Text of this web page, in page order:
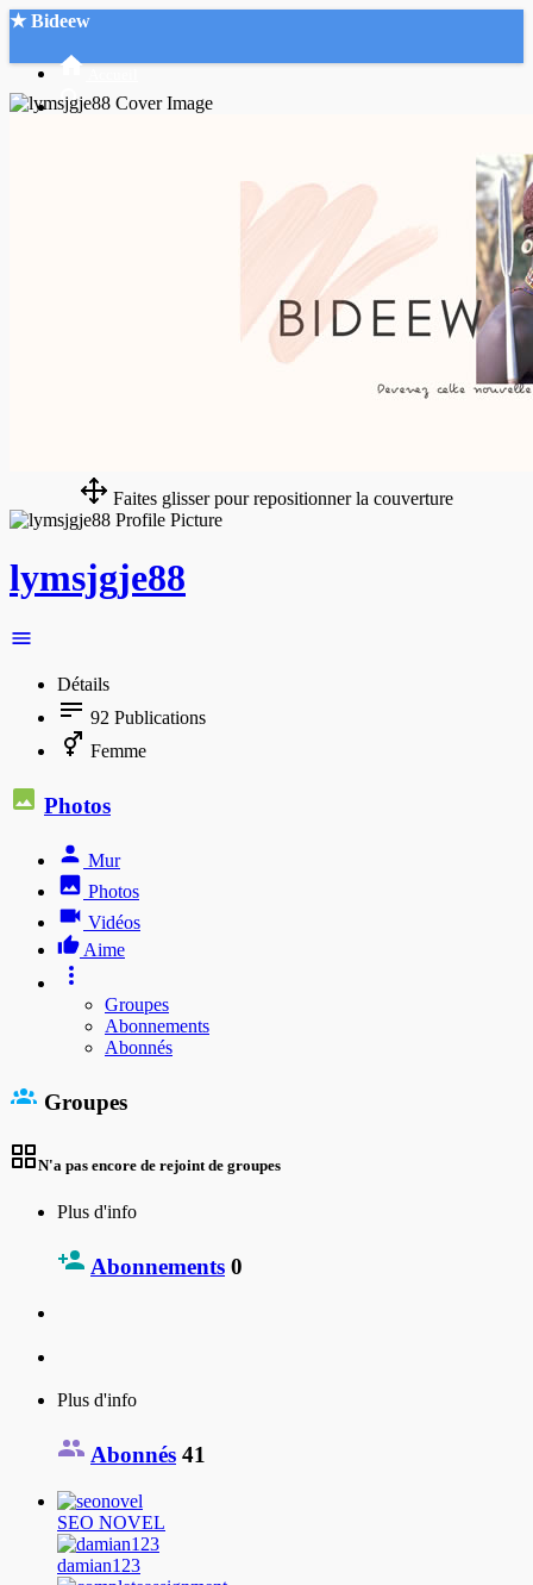
★ Bideew
Faites glisser pour repositionner la couverture
lymsjgje88
Détails
92 Publications
Femme
Photos
Mur
Photos
Vidéos
Aime
Groupes
Abonnements
Abonnés
Groupes
N'a pas encore de rejoint de groupes
Plus d'info
Abonnements 0
Plus d'info
Abonnés 41
SEO NOVEL
damian123